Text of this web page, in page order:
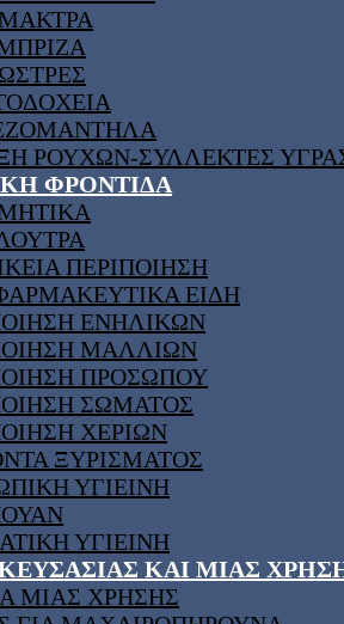
ΡΟΥΧΩΝ-ΣΥΛΛΕΚΤΕΣ
ΦΡΟΝΤΙΔΑ
ΠΕΡΙΠΟΙΗΣΗ
ΕΙΔΗ
ΕΝΗΛΙΚΩΝ
ΜΑΛΛΙΩΝ
ΠΡΟΣΩΠΟΥ
ΣΩΜΑΤΟΣ
ΧΕΡΙΩΝ
ΞΥΡΙΣΜΑΤΟΣ
ΥΓΙΕΙΝΗ
ΥΓΙΕΙΝΗ
ΚΑΙ ΜΙΑΣ
ΜΙΑΣ ΧΡΗΣΗΣ